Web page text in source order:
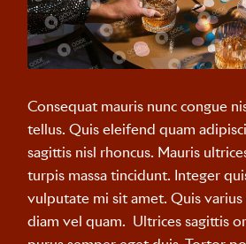
Consequat mauris nunc congue
tellus. Quis eleifend quam
sagittis nisl rhoncus. Mauris
turpis massa tincidunt. Integer
vulputate mi sit amet. Quis varius
diam vel quam. Ultrices sagittis